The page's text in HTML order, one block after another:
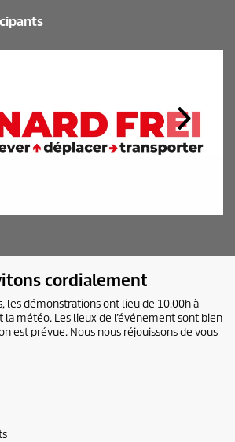
cordialement
les démonstrations ont lieu de 10.00h à
la météo. Les lieux de l’événement sont bien
est prévue. Nous nous réjouissons de vous